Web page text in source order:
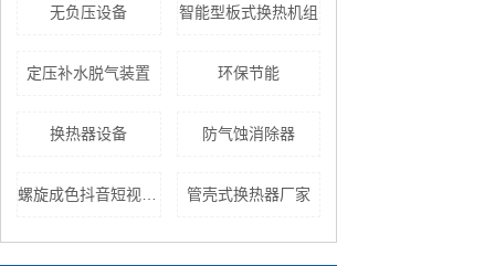
无负压设备 智能型板式换热机组
定压补水脱气装置 环保节能
换热器设备 防气蚀消除器
管壳式换热器厂家